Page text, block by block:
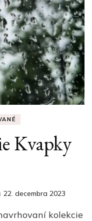
Kvapky
22. decembra 2023
kolekcie